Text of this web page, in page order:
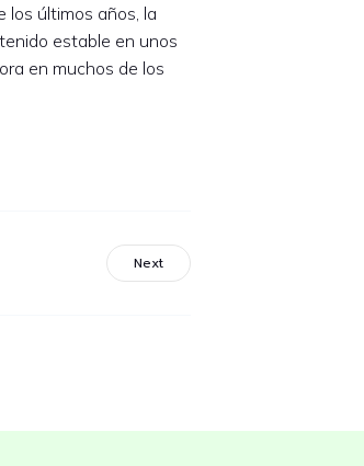
los últimos años, la
estable en unos
en muchos de los
Next